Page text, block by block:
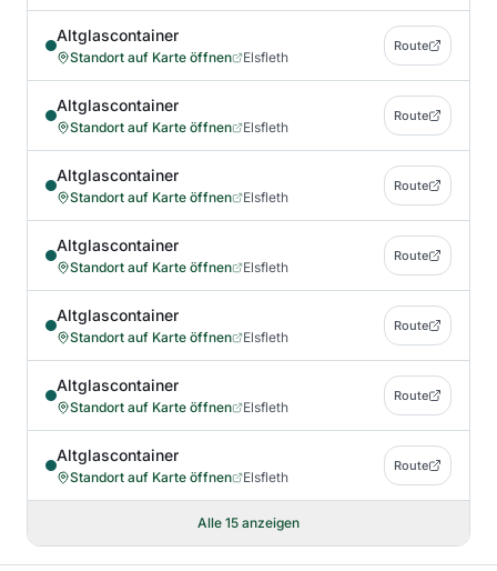
Altglascontainer
Standort auf Karte öffnen Elsfleth
Route
Altglascontainer
Standort auf Karte öffnen Elsfleth
Route
Altglascontainer
Standort auf Karte öffnen Elsfleth
Route
Altglascontainer
Standort auf Karte öffnen Elsfleth
Route
Altglascontainer
Standort auf Karte öffnen Elsfleth
Route
Altglascontainer
Standort auf Karte öffnen Elsfleth
Route
Altglascontainer
Standort auf Karte öffnen Elsfleth
Route
Alle 15 anzeigen